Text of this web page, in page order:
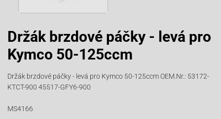
Držák brzdové páčky - levá pro
Kymco 50-125ccm
Držák brzdové páčky - levá pro Kymco 50-125ccm OEM.Nr.: 53172-
KTCT-900 45517-GFY6-900
MS4166